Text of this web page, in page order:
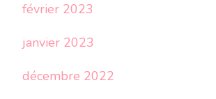
février 2023
janvier 2023
décembre 2022